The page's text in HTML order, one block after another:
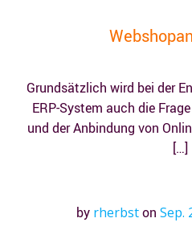
Grundsätzlich wird bei der
ERP-System auch die
und der Anbindung von
[…]
by rherbston Sep.